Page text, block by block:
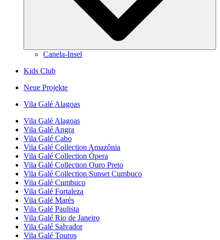
Canela-Insel
Kids Club
Neue Projekte
Vila Galé Alagoas
Vila Galé Alagoas
Vila Galé Angra
Vila Galé Cabo
Vila Galé Collection Amazônia
Vila Galé Collection Ópera
Vila Galé Collection Ouro Preto
Vila Galé Collection Sunset Cumbuco
Vila Galé Cumbuco
Vila Galé Fortaleza
Vila Galé Marés
Vila Galé Paulista
Vila Galé Rio de Janeiro
Vila Galé Salvador
Vila Galé Touros